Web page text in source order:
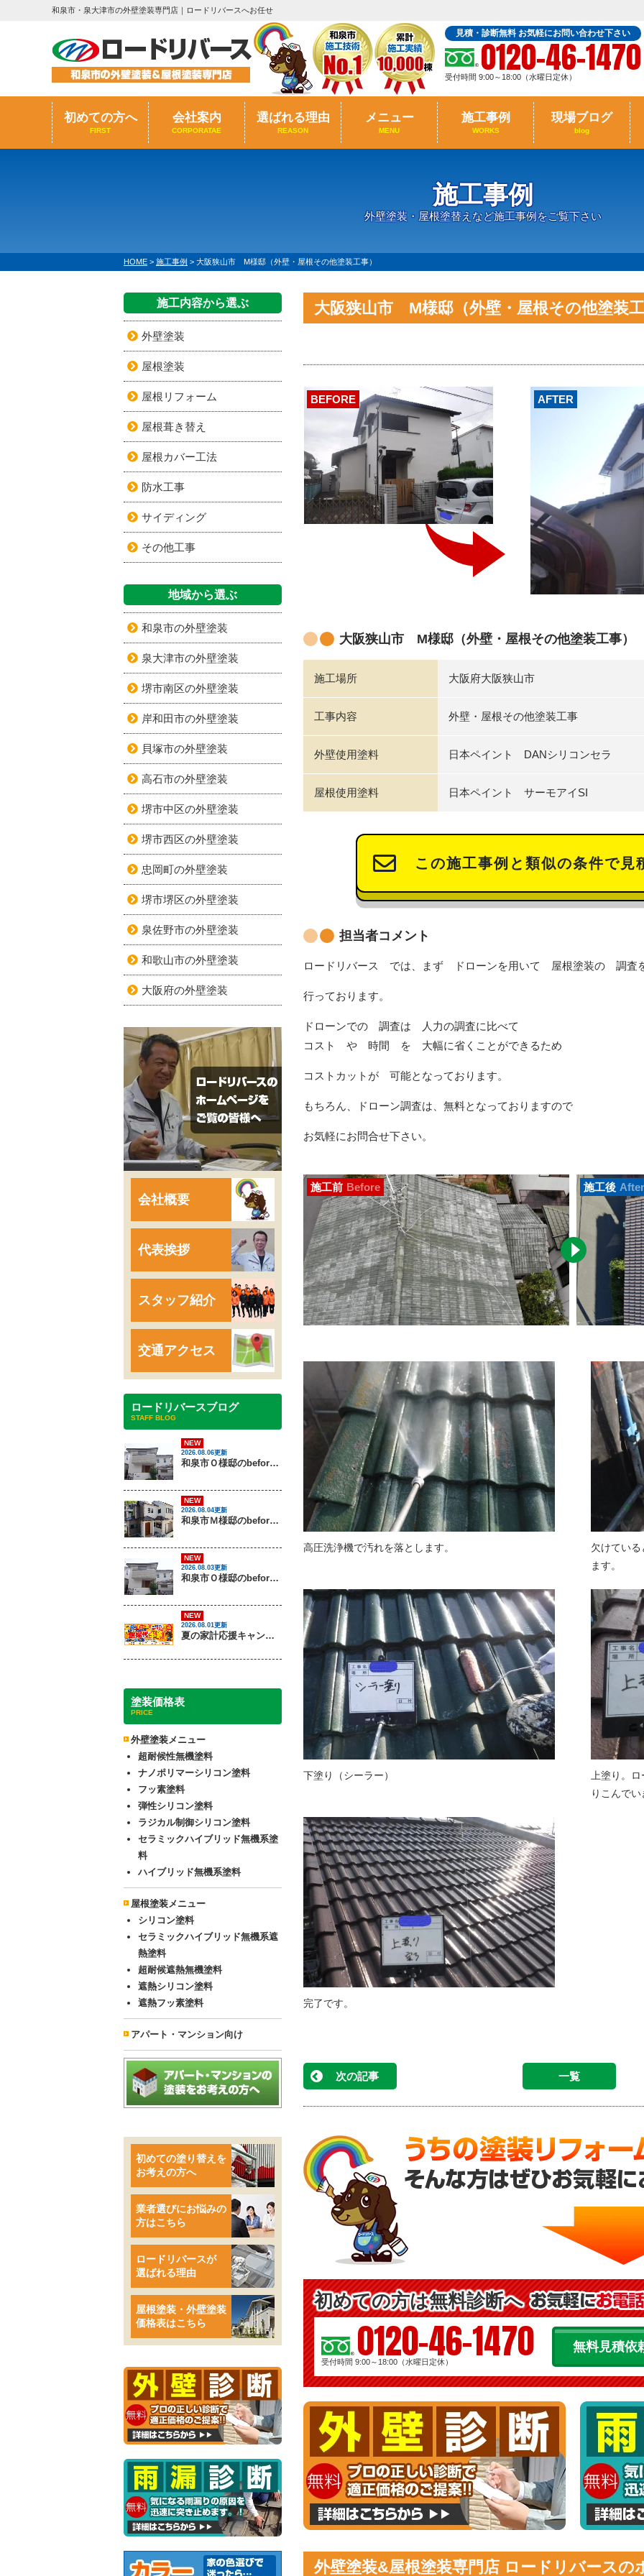
和泉市・泉大津市の外壁塗装専門店｜ロードリバースへお任せ
見積・診断無料 お気軽にお問い合わせ下さい
0120-46-1470
受付時間 9:00～18:00（水曜日定休）
初めての方へ
FIRST
会社案内
CORPORATAE
選ばれる理由
REASON
メニュー
MENU
施工事例
WORKS
現場ブログ
blog
施工事例
外壁塗装・屋根塗替えなど施工事例をご覧下さい
HOME > 施工事例 > 大阪狭山市 M様邸（外壁・屋根その他塗装工事）
大阪狭山市 M様邸（外壁・屋根その他塗装
AFTER
BEFORE
大阪狭山市 M様邸（外壁・屋根その他塗装工事
施工場所 大阪府大阪狭山市
工事内容 外壁・屋根その他塗装工事
外壁使用塗料 日本ペイント DANシリコンセラ
屋根使用塗料 日本ペイント サーモアイSI
この施工事例と類似の条件で見
担当者コメント
ロードリバース では、まず ドローンを用いて 屋根塗装の 調査
行っております。
ドローンでの 調査は 人力の調査に比べて
コスト や 時間 を 大幅に省くことができるため
コストカットが 可能となっております。
もちろん、ドローン調査は、無料となっておりますので
お気軽にお問合せ下さい。
施工前 Before 施工後 After
高圧洗浄機で汚れを落とします。
欠けてい
ます。
下塗り（シーラー）
上塗り。
りこんで
完了です。
次の記事 一覧
初めての方は無料診断へ
0120-46-1470
受付時間 9:00～18:00（水曜日定休）
無料見積依
外壁塗装&屋根塗装専門店 ロードリバース
施工内容から選ぶ
外壁塗装
屋根塗装
屋根リフォーム
屋根葺き替え
屋根カバー工法
防水工事
サイディング
その他工事
地域から選ぶ
和泉市の外壁塗装
泉大津市の外壁塗装
堺市南区の外壁塗装
岸和田市の外壁塗装
貝塚市の外壁塗装
高石市の外壁塗装
堺市中区の外壁塗装
堺市西区の外壁塗装
忠岡町の外壁塗装
堺市堺区の外壁塗装
泉佐野市の外壁塗装
和歌山市の外壁塗装
大阪府の外壁塗装
会社概要
代表挨拶
スタッフ紹介
交通アクセス
ロードリバースブログ
STAFF BLOG
NEW
2026.08.06更新
和泉市Ｏ様邸のbeforeとafter（外壁塗装）
NEW
2026.08.04更新
和泉市Ｍ様邸のbeforeとafter（外壁塗装・屋根塗装）
NEW
2026.08.03更新
和泉市Ｏ様邸のbeforeとafter（外壁塗装）
NEW
2026.08.01更新
夏の家計応援キャンペーン開催！足場代半額でお得に外壁・屋根塗装を始めるチャンス【8月30日まで】
塗装価格表
PRICE
外壁塗装メニュー
超耐候性無機塗料
ナノポリマーシリコン塗料
フッ素塗料
弾性シリコン塗料
ラジカル制御シリコン塗料
セラミックハイブリッド無機系塗
料
ハイブリッド無機系塗料
屋根塗装メニュー
シリコン塗料
セラミックハイブリッド無機系遮
熱塗料
超耐候遮熱無機塗料
遮熱シリコン塗料
遮熱フッ素塗料
アパート・マンション向け
初めての塗り替えを
お考えの方へ
業者選びにお悩みの
方はこちら
ロードリバースが
選ばれる理由
屋根塗装・外壁塗装
価格表はこちら